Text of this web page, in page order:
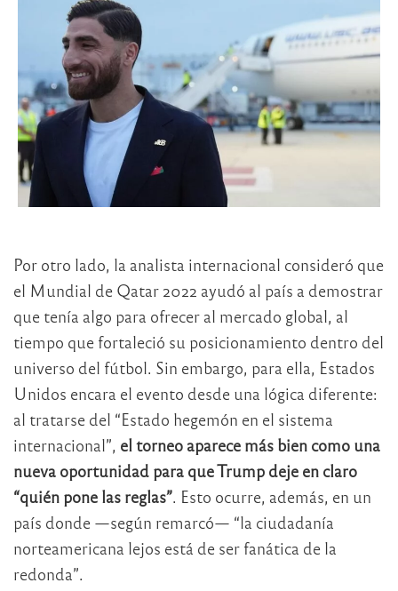
Por otro lado, la analista internacional consideró que
el Mundial de Qatar 2022 ayudó al país a demostrar
que tenía algo para ofrecer al mercado global, al
tiempo que fortaleció su posicionamiento dentro del
universo del fútbol. Sin embargo, para ella, Estados
Unidos encara el evento desde una lógica diferente:
al tratarse del “Estado hegemón en el sistema
internacional”, el torneo aparece más bien como una
nueva oportunidad para que Trump deje en claro
“quién pone las reglas” . Esto ocurre, además, en un
país donde —según remarcó— “la ciudadanía
norteamericana lejos está de ser fanática de la
redonda”.